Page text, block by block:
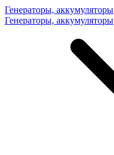
Генераторы, аккумуляторы
Генераторы, аккумуляторы